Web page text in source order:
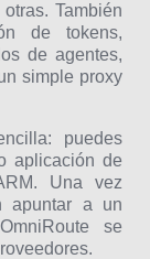
También
de tokens,
de agentes,
simple proxy
puedes
aplicación de
Una vez
apuntar a un
se